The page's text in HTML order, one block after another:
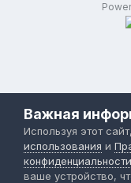
Важная
Используя этот
использования и
конфиденциальности
ваше устройство,